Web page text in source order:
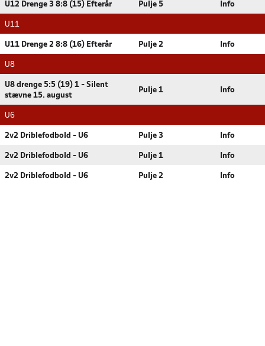
U12 Drenge 3 8:8 (15) Efterår Pulje 5 Info
U11
U11 Drenge 2 8:8 (16) Efterår Pulje 2 Info
U8
U8 drenge 5:5 (19) 1 - Silent
stævne 15. august
Pulje 1 Info
U6
2v2 Driblefodbold - U6 Pulje 3 Info
2v2 Driblefodbold - U6 Pulje 1 Info
2v2 Driblefodbold - U6 Pulje 2 Info